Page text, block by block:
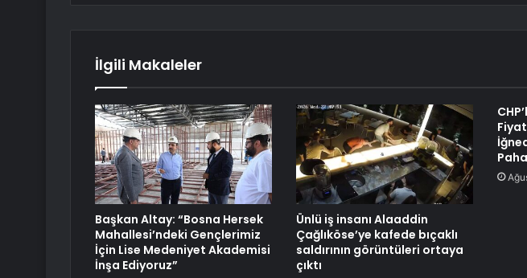
İlgili Makaleler
Başkan Altay: “Bosna Hersek
Mahallesi’ndeki Gençlerimiz
İçin Lise Medeniyet Akademisi
İnşa Ediyoruz”
Ünlü iş insanı Alaaddin
Çağlıköse’ye kafede bıçaklı
saldırının görüntüleri ortaya
çıktı